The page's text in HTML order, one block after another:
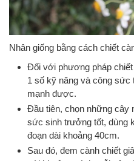
Nhân giống bằng cách chiết
Đối với phương pháp
1 số kỹ năng và công
mạnh được.
Đầu tiên, chọn những cây
sức sinh trưởng tốt, dùng
đoạn dài khoảng 40cm.
Sau đó, đem cành chiết